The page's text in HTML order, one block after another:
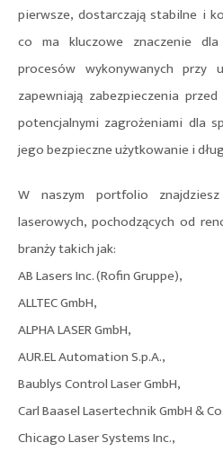
pierwsze, dostarczają stabilne i
co ma kluczowe znaczenie
procesów wykonywanych przy
zapewniają zabezpieczenia
potencjalnymi zagrożeniami dla
jego bezpieczne użytkowanie i
W naszym portfolio
laserowych, pochodzących od
branży takich jak:
AB Lasers Inc. (Rofin Gruppe),
ALLTEC GmbH,
ALPHA LASER GmbH,
AUR.EL Automation S.p.A.,
Baublys Control Laser GmbH,
Carl Baasel Lasertechnik GmbH &
Chicago Laser Systems Inc.,